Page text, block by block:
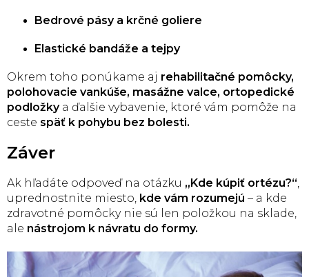
Bedrové pásy a krčné goliere
Elastické bandáže a tejpy
Okrem toho ponúkame aj rehabilitačné pomôcky,
polohovacie vankúše, masážne valce, ortopedické
podložkya ďalšie vybavenie, ktoré vám pomôže na
ceste späť k pohybu bez bolesti.
Záver
Ak hľadáte odpoveď na otázku „Kde kúpiť ortézu?“,
uprednostnite miesto, kde vám rozumejú – a kde
zdravotné pomôcky nie sú len položkou na sklade,
ale nástrojom k návratu do formy.